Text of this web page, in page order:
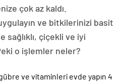
çok az kaldı.
ve bitkilerinizi basit
çiçekli ve iyi
o işlemler neler?